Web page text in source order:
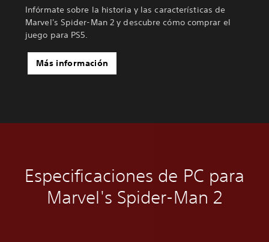
Infórmate sobre la historia y las características de
Marvel's Spider-Man 2 y descubre cómo comprar el
juego para PS5.
Más información
Especificaciones de PC para
Marvel's Spider-Man 2